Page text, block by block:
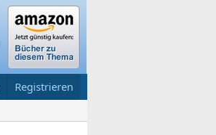
Registrieren